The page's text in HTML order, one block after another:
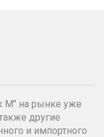
М" на рынке уже
другие
и импортного